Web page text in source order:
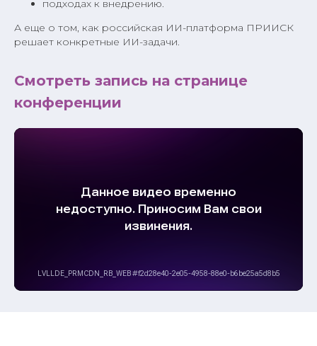
подходах к внедрению.
А еще о том, как российская ИИ-платформа ПРИИСК
решает конкретные ИИ-задачи.
Смотреть запись на странице
конференции